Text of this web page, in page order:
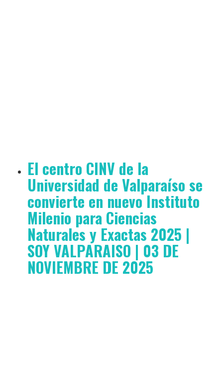
El centro CINV de la
Universidad de Valparaíso se
convierte en nuevo Instituto
Milenio para Ciencias
Naturales y Exactas 2025 |
SOY VALPARAISO | 03 DE
NOVIEMBRE DE 2025